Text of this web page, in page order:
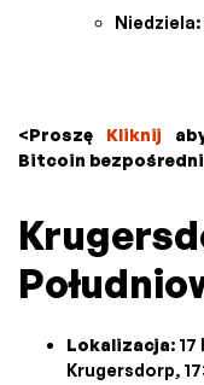
Niedziela:
<Proszę Kliknij
Bitcoin
Lokalizacja:
Krugersdorp,